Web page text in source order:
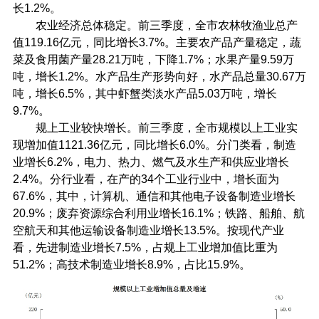
长1.2%。
农业经济总体稳定。前三季度，全市农林牧渔业总产
值119.16亿元，同比增长3.7%。主要农产品产量稳定，蔬
菜及食用菌产量28.21万吨，下降1.7%；水果产量9.59万
吨，增长1.2%。水产品生产形势向好，水产品总量30.67万
吨，增长6.5%，其中虾蟹类淡水产品5.03万吨，增长
9.7%。
规上工业较快增长。前三季度，全市规模以上工业实
现增加值1121.36亿元，同比增长6.0%。分门类看，制造
业增长6.2%，电力、热力、燃气及水生产和供应业增长
2.4%。分行业看，在产的34个工业行业中，增长面为
67.6%，其中，计算机、通信和其他电子设备制造业增长
20.9%；废弃资源综合利用业增长16.1%；铁路、船舶、航
空航天和其他运输设备制造业增长13.5%。按现代产业
看，先进制造业增长7.5%，占规上工业增加值比重为
51.2%；高技术制造业增长8.9%，占比15.9%。